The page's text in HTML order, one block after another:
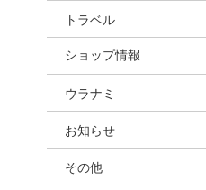
トラベル
ショップ情報
ショップ情報
湘南
千葉北
ウラナミ
お知らせ
その他